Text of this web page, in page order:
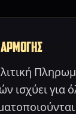
ισχύει για